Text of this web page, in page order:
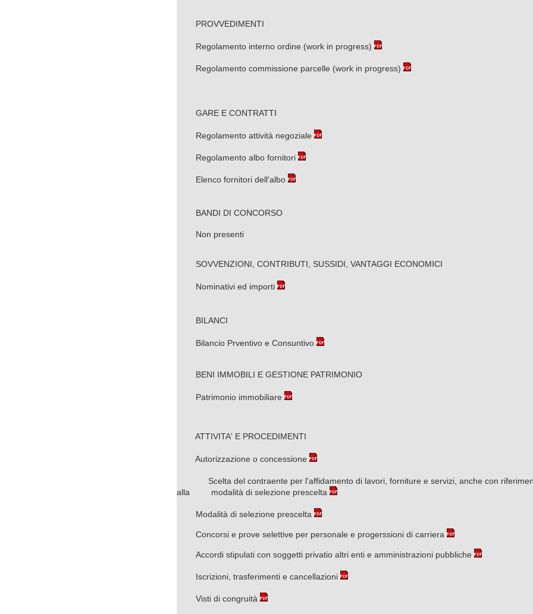
PROVVEDIMENTI
Regolamento interno ordine (work in progress)
Regolamento commissione parcelle (work in progress)
GARE E CONTRATTI
Regolamento attività negoziale
Regolamento albo fornitori
Elenco fornitori dell'albo
BANDI DI CONCORSO
Non presenti
SOVVENZIONI, CONTRIBUTI, SUSSIDI, VANTAGGI ECONOMICI
Nominativi ed importi
BILANCI
Bilancio Prventivo e Consuntivo
BENI IMMOBILI E GESTIONE PATRIMONIO
Patrimonio immobiliare
ATTIVITA' E PROCEDIMENTI
Autorizzazione o concessione
Scelta del contraente per l'affidamento di lavori, forniture e servizi, anche con
alla
modalità di selezione prescelta
Modalità di selezione prescelta
Concorsi e prove selettive per personale e progerssioni di carriera
Accordi stipulati con soggetti privatio altri enti e amministrazioni pubbliche
Iscrizioni, trasferimenti e cancellazioni
Visti di congruità